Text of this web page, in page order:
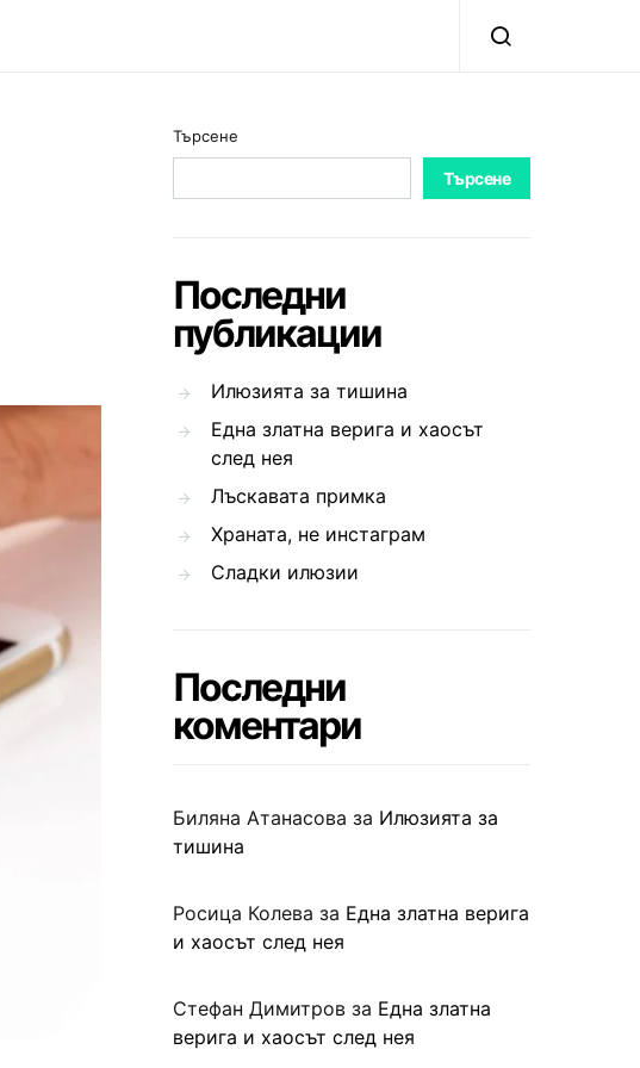
Търсене
Търсене
Последни
публикации
Илюзията за тишина
Една златна верига и хаосът
след нея
Лъскавата примка
Храната, не инстаграм
Сладки илюзии
Последни
коментари
Биляна Атанасова за Илюзията за
тишина
Росица Колева за Една златна верига
и хаосът след нея
Стефан Димитров за Една златна
верига и хаосът след нея